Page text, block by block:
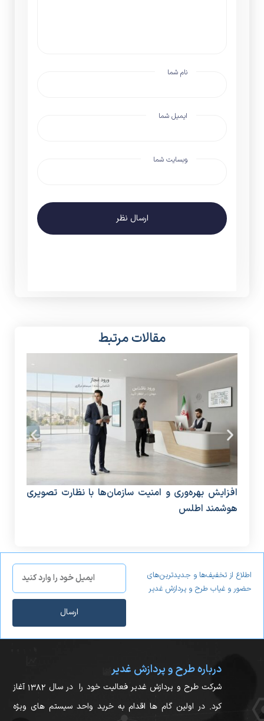
نام شما
ایمیل شما
وبسایت شما
ارسال نظر
مقالات مرتبط
افزایش بهره‌وری و امنیت سازمان‌ها با نظارت تصویری
هوشمند اطلس
اطلاع از تخفیف‌ها و جدیدترین‌های
حضور و غیاب طرح و پردازش غدیر
ارسال
درباره طرح و پردازش غدیر
شرکت طرح و پردازش غدیر فعالیت خود را در سال ۱۳۸۲ آغاز
کرد. در اولین گام ها اقدام به خرید واحد سیستم های ویژه